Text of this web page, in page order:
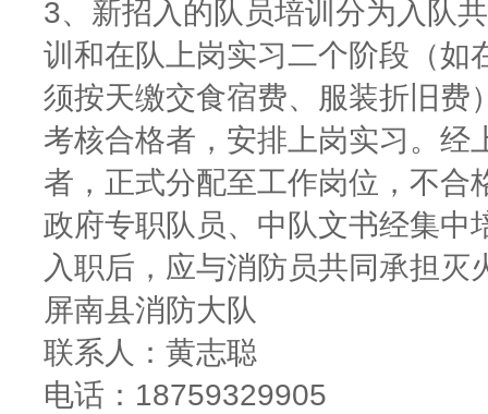
3、新招入的队员培训分为入队
训和在队上岗实习二个阶段（如
须按天缴交食宿费、服装折旧费
考核合格者，安排上岗实习。经
者，正式分配至工作岗位，不合
政府专职队员、中队文书经集中
入职后，应与消防员共同承担灭
屏南县消防大队
联系人：黄志聪
电话：18759329905